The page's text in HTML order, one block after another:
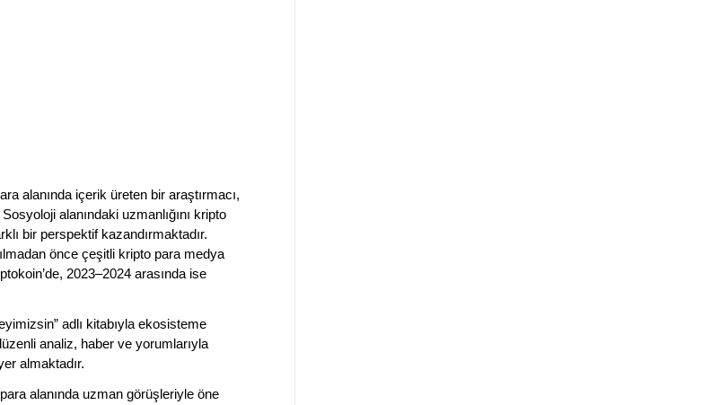
alanında içerik üreten bir araştırmacı,
alanındaki uzmanlığını kripto
bir perspektif kazandırmaktadır.
önce çeşitli kripto para medya
2023–2024 arasında ise
adlı kitabıyla ekosisteme
analiz, haber ve yorumlarıyla
almaktadır.
alanında uzman görüşleriyle öne